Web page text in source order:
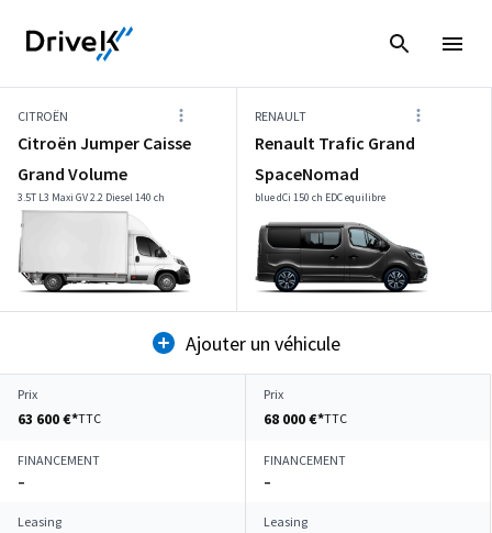
CITROËN
Citroën Jumper Caisse
Grand Volume
3.5T L3 Maxi GV 2.2 Diesel 140 ch
RENAULT
Renault Trafic Grand
SpaceNomad
blue dCi 150 ch EDC equilibre
Ajouter un véhicule
Prix
63 600 €*TTC
Prix
68 000 €*TTC
FINANCEMENT
–
FINANCEMENT
–
Leasing
Leasing